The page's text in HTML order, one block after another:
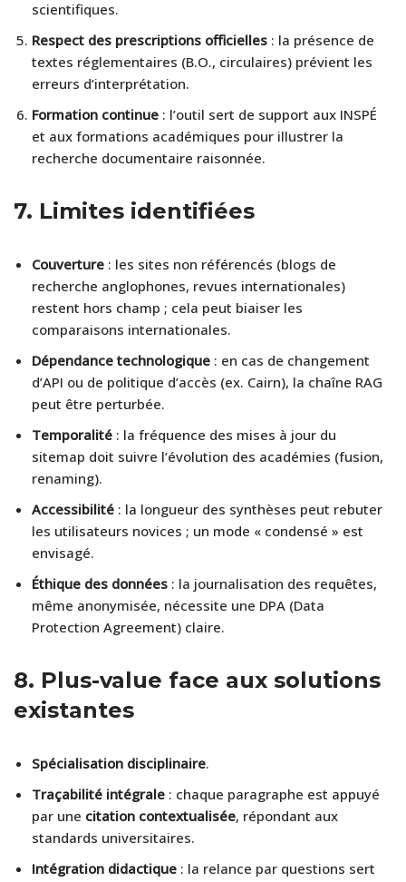
scientifiques.
Respect des prescriptions officielles : la présence de
textes réglementaires (B.O., circulaires) prévient les
erreurs d’interprétation.
Formation continue : l’outil sert de support aux INSPÉ
et aux formations académiques pour illustrer la
recherche documentaire raisonnée.
7. Limites identifiées
Couverture : les sites non référencés (blogs de
recherche anglophones, revues internationales)
restent hors champ ; cela peut biaiser les
comparaisons internationales.
Dépendance technologique : en cas de changement
d’API ou de politique d’accès (ex. Cairn), la chaîne RAG
peut être perturbée.
Temporalité : la fréquence des mises à jour du
sitemap doit suivre l’évolution des académies (fusion,
renaming).
Accessibilité : la longueur des synthèses peut rebuter
les utilisateurs novices ; un mode « condensé » est
envisagé.
Éthique des données : la journalisation des requêtes,
même anonymisée, nécessite une DPA (Data
Protection Agreement) claire.
8. Plus-value face aux solutions
existantes
Spécialisation disciplinaire.
Traçabilité intégrale : chaque paragraphe est appuyé
par une citation contextualisée, répondant aux
standards universitaires.
Intégration didactique : la relance par questions sert